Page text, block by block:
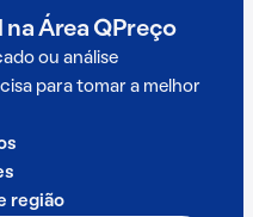
na Área QPreço
ou análise
para tomar a melhor
região